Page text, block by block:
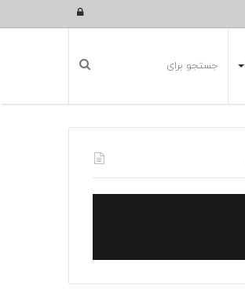
ورود